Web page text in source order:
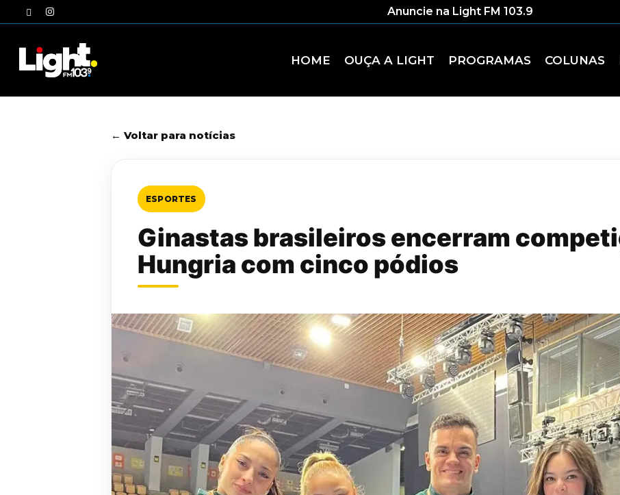
to
twitterinstagram Anuncie na Light FM 103.9
HOME OUÇA A LIGHT PROGRAMAS COLUNAS
← Voltar para notícias
ESPORTES
Ginastas brasileiros encerram
Hungria com cinco pódios